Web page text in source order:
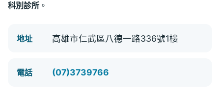
科別診所 。
地址 高雄市仁武區八德一路336號1樓
電話 (07)3739766